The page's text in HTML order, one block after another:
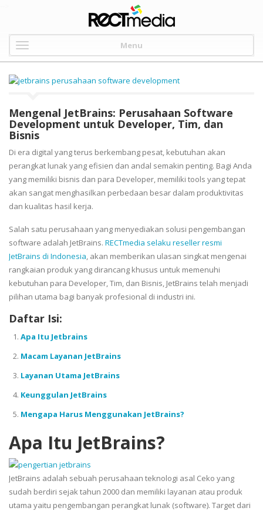
Menu
Mengenal JetBrains: Perusahaan Software
Development untuk Developer, Tim, dan
Bisnis
Di era digital yang terus berkembang pesat, kebutuhan akan
perangkat lunak yang efisien dan andal semakin penting. Bagi Anda
yang memiliki bisnis dan para Developer, memiliki tools yang tepat
akan sangat menghasilkan perbedaan besar dalam produktivitas
dan kualitas hasil kerja.
Salah satu perusahaan yang menyediakan solusi pengembangan
software adalah JetBrains. RECTmedia selaku reseller resmi
JetBrains di Indonesia , akan memberikan ulasan singkat mengenai
rangkaian produk yang dirancang khusus untuk memenuhi
kebutuhan para Developer, Tim, dan Bisnis, JetBrains telah menjadi
pilihan utama bagi banyak profesional di industri ini.
Daftar Isi:
Apa Itu Jetbrains
Macam Layanan JetBrains
Layanan Utama JetBrains
Keunggulan JetBrains
Mengapa Harus Menggunakan JetBrains?
Apa Itu JetBrains?
JetBrains adalah sebuah perusahaan teknologi asal Ceko yang
sudah berdiri sejak tahun 2000 dan memiliki layanan atau produk
utama yaitu pengembangan perangkat lunak (software). Target dari